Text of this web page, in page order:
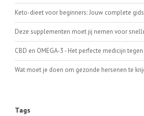
Keto-dieet voor beginners: Jouw complete gids
Deze supplementen moet jij nemen voor
CBD en OMEGA-3 - Het perfecte medicijn
Wat moet je doen om gezonde hersenen te
Tags